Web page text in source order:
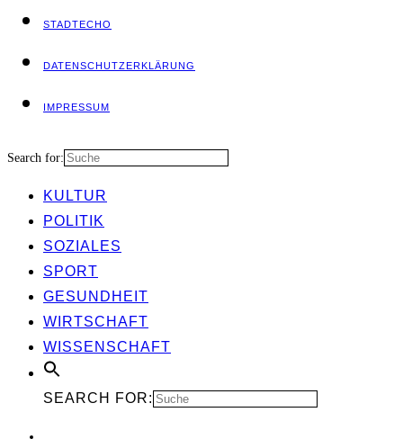
STADT­ECHO
DATEN­SCHUTZ­ER­KLÄ­RUNG
IMPRES­SUM
Search for:
KUL­TUR
POLI­TIK
SOZIA­LES
SPORT
GESUND­HEIT
WIRT­SCHAFT
WIS­SEN­SCHAFT
SEARCH FOR: